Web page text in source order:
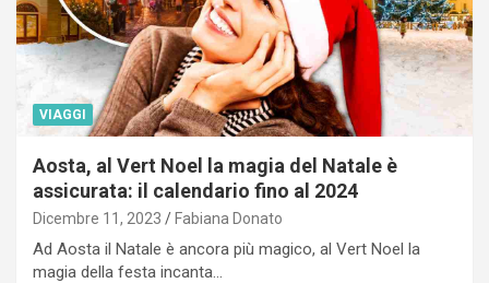
VIAGGI
Aosta, al Vert Noel la magia del Natale è
assicurata: il calendario fino al 2024
Dicembre 11, 2023 Fabiana Donato
Ad Aosta il Natale è ancora più magico, al Vert Noel la
magia della festa incanta…